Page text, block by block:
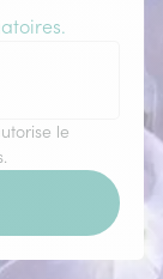
le